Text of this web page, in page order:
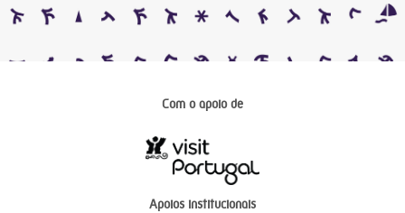
Com o apoio de
Apoios institucionais